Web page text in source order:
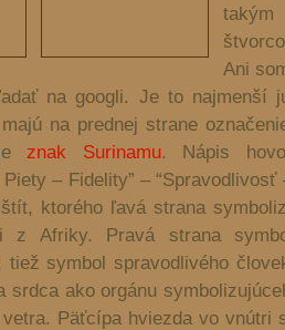
Ani
na googli. Je to najmenší
na prednej strane
znak Surinamu. Nápis
– Fidelity” –
ktorého ľavá strana
z Afriky. Pravá strana
tiež symbol spravodlivého
srdca ako orgánu
Päťcípa hviezda vo vnútri